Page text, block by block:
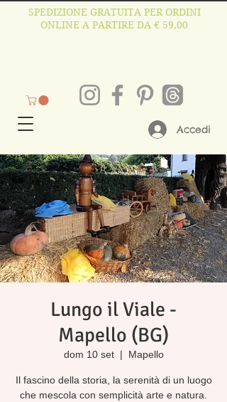
SPEDIZIONE GRATUITA PER ORDINI
ONLINE A PARTIRE DA € 59,00
Accedi
Lungo il Viale -
Mapello (BG)
dom 10 set
  |
Mapello
Il fascino della storia, la serenità di un luogo
che mescola con semplicità arte e natura.